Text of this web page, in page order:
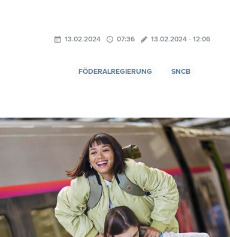
13.02.2024 07:36 13.02.2024 - 12:06
FÖDERALREGIERUNG SNCB